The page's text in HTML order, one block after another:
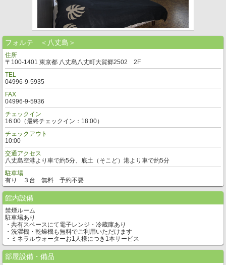
フォルテ ＜八丈島＞
住所
〒100-1401 東京都 八丈島八丈町大賀郷2502 2F
TEL
04996-9-5935
FAX
04996-9-5936
チェックイン
16:00（最終チェックイン：18:00）
チェックアウト
10:00
交通アクセス
八丈島空港より車で約5分、底土（そこど）港より車で約5分
駐車場
有り ３台 無料 予約不要
館内設備
禁煙ルーム
駐車場あり
・共有スペースにて電子レンジ・冷蔵庫あり
・洗濯機・乾燥機も無料でご利用いただけます
・ミネラルウォーターお1人様につき1本サービス
部屋設備・備品